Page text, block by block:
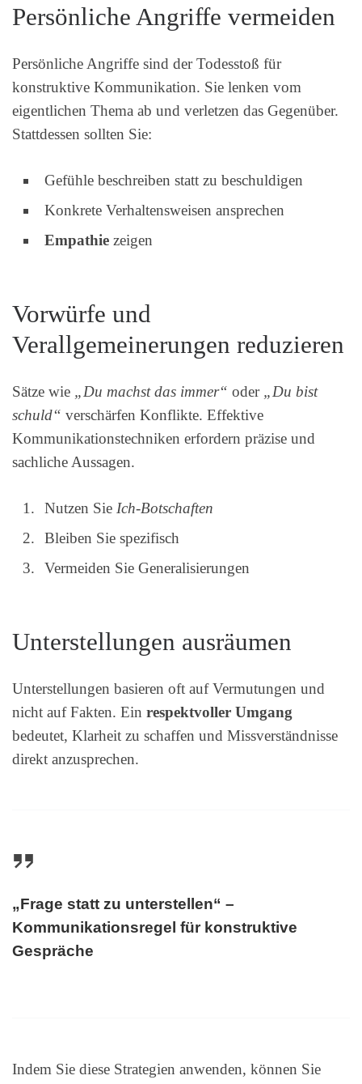
Persönliche Angriffe vermeiden
Persönliche Angriffe sind der Todesstoß für
konstruktive Kommunikation. Sie lenken vom
eigentlichen Thema ab und verletzen das Gegenüber.
Stattdessen sollten Sie:
Gefühle beschreiben statt zu beschuldigen
Konkrete Verhaltensweisen ansprechen
Empathie zeigen
Vorwürfe und
Verallgemeinerungen reduzieren
Sätze wie „Du machst das immer“ oder „Du bist
schuld“ verschärfen Konflikte. Effektive
Kommunikationstechniken erfordern präzise und
sachliche Aussagen.
Nutzen Sie Ich-Botschaften
Bleiben Sie spezifisch
Vermeiden Sie Generalisierungen
Unterstellungen ausräumen
Unterstellungen basieren oft auf Vermutungen und
nicht auf Fakten. Ein respektvoller Umgang
bedeutet, Klarheit zu schaffen und Missverständnisse
direkt anzusprechen.
„Frage statt zu unterstellen“ –
Kommunikationsregel für konstruktive
Gespräche
Indem Sie diese Strategien anwenden, können Sie